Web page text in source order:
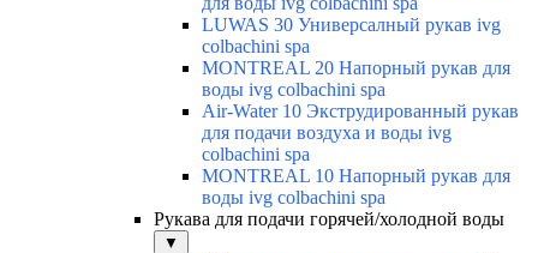
LUWAS 30 Универсалный рукав ivg
colbachini spa
MONTREAL 20 Напорный рукав для
воды ivg colbachini spa
Air-Water 10 Экструдированный рукав
для подачи воздуха и воды ivg
colbachini spa
MONTREAL 10 Напорный рукав для
воды ivg colbachini spa
Рукава для подачи горячей/холодной воды
▼